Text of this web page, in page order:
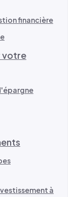
financière
votre
à